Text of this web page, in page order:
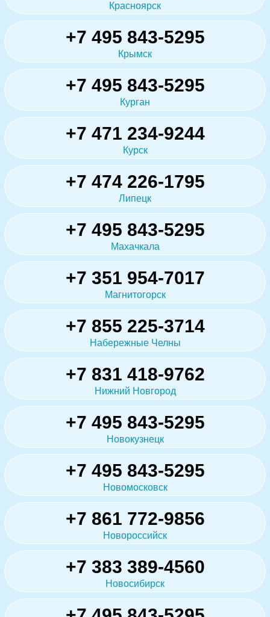
Красноярск
+7 495 843-5295
Крымск
+7 495 843-5295
Курган
+7 471 234-9244
Курск
+7 474 226-1795
Липецк
+7 495 843-5295
Махачкала
+7 351 954-7017
Магнитогорск
+7 855 225-3714
Набережные Челны
+7 831 418-9762
Нижний Новгород
+7 495 843-5295
Новокузнецк
+7 495 843-5295
Новомосковск
+7 861 772-9856
Новороссийск
+7 383 389-4560
Новосибирск